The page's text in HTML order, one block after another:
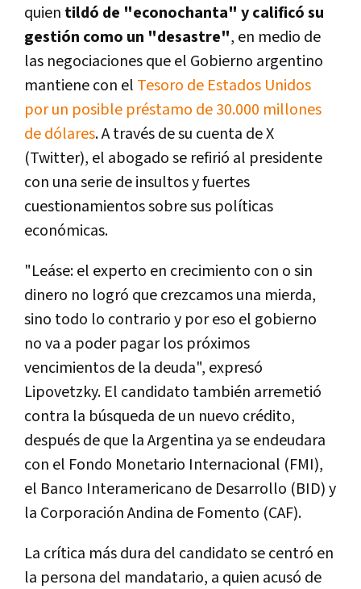
quien tildó de "econochanta" y calificó su
gestión como un "desastre", en medio de
las negociaciones que el Gobierno argentino
mantiene con el Tesoro de Estados Unidos
por un posible préstamo de 30.000 millones
de dólares. A través de su cuenta de X
(Twitter), el abogado se refirió al presidente
con una serie de insultos y fuertes
cuestionamientos sobre sus políticas
económicas.
"Leáse: el experto en crecimiento con o sin
dinero no logró que crezcamos una mierda,
sino todo lo contrario y por eso el gobierno
no va a poder pagar los próximos
vencimientos de la deuda", expresó
Lipovetzky. El candidato también arremetió
contra la búsqueda de un nuevo crédito,
después de que la Argentina ya se endeudara
con el Fondo Monetario Internacional (FMI),
el Banco Interamericano de Desarrollo (BID) y
la Corporación Andina de Fomento (CAF).
La crítica más dura del candidato se centró en
la persona del mandatario, a quien acusó de